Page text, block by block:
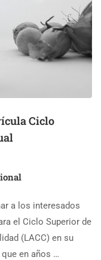
Ciclo
a los interesados
el Ciclo Superior de
(LACC) en su
en años …